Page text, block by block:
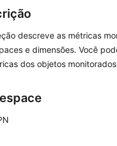
descreve as métricas
e dimensões. Você
dos objetos